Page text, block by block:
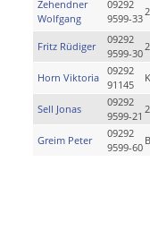
Zehendner
Wolfgang
09292
9599-33
Fritz Rüdiger
09292
9599-30
Horn Viktoria
09292
91145
Sell Jonas
09292
9599-21
Greim Peter
09292
9599-60